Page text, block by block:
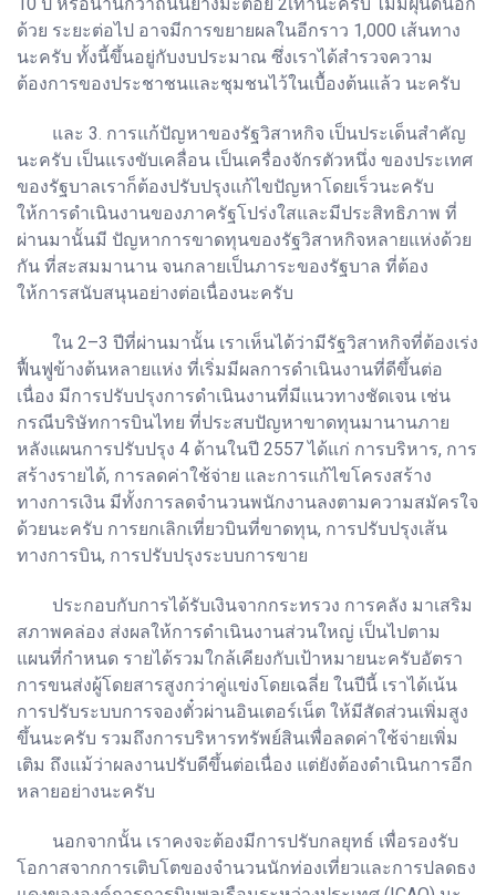
ด้วย ระยะต่อไป อาจมีการขยายผลในอีกราว 1,000 เส้นทาง
นะครับ ทั้งนี้ขึ้นอยู่กับงบประมาณ ซึ่งเราได้สำรวจความ
ต้องการของประชาชนและชุมชนไว้ในเบื้องต้นแล้ว นะครับ
และ 3. การแก้ปัญหาของรัฐวิสาหกิจ เป็นประเด็นสำคัญ
นะครับ เป็นแรงขับเคลื่อน เป็นเครื่องจักรตัวหนึ่ง ของประเทศ
ของรัฐบาลเราก็ต้องปรับปรุงแก้ไขปัญหาโดยเร็วนะครับ
ให้การดำเนินงานของภาครัฐโปร่งใสและมีประสิทธิภาพ ที่
ผ่านมานั้นมี ปัญหาการขาดทุนของรัฐวิสาหกิจหลายแห่งด้วย
กัน ที่สะสมมานาน จนกลายเป็นภาระของรัฐบาล ที่ต้อง
ให้การสนับสนุนอย่างต่อเนื่องนะครับ
ใน 2–3 ปีที่ผ่านมานั้น เราเห็นได้ว่ามีรัฐวิสาหกิจที่ต้องเร่ง
ฟื้นฟูข้างต้นหลายแห่ง ที่เริ่มมีผลการดำเนินงานที่ดีขึ้นต่อ
เนื่อง มีการปรับปรุงการดำเนินงานที่มีแนวทางชัดเจน เช่น
กรณีบริษัทการบินไทย ที่ประสบปัญหาขาดทุนมานานภาย
หลังแผนการปรับปรุง 4 ด้านในปี 2557 ได้แก่ การบริหาร, การ
สร้างรายได้, การลดค่าใช้จ่าย และการแก้ไขโครงสร้าง
ทางการเงิน มีทั้งการลดจำนวนพนักงานลงตามความสมัครใจ
ด้วยนะครับ การยกเลิกเที่ยวบินที่ขาดทุน, การปรับปรุงเส้น
ทางการบิน, การปรับปรุงระบบการขาย
ประกอบกับการได้รับเงินจากกระทรวง การคลัง มาเสริม
สภาพคล่อง ส่งผลให้การดำเนินงานส่วนใหญ่ เป็นไปตาม
แผนที่กำหนด รายได้รวมใกล้เคียงกับเป้าหมายนะครับอัตรา
การขนส่งผู้โดยสารสูงกว่าคู่แข่งโดยเฉลี่ย ในปีนี้ เราได้เน้น
การปรับระบบการจองตั๋วผ่านอินเตอร์เน็ต ให้มีสัดส่วนเพิ่มสูง
ขึ้นนะครับ รวมถึงการบริหารทรัพย์สินเพื่อลดค่าใช้จ่ายเพิ่ม
เติม ถึงแม้ว่าผลงานปรับดีขึ้นต่อเนื่อง แต่ยังต้องดำเนินการอีก
หลายอย่างนะครับ
นอกจากนั้น เราคงจะต้องมีการปรับกลยุทธ์ เพื่อรองรับ
โอกาสจากการเติบโตของจำนวนนักท่องเที่ยวและการปลดธง